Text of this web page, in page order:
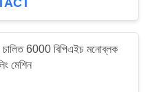
চালিত 6000 বিপিএইচ মনোব্লক
মেশিন